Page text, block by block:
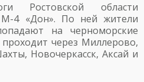
Ростовской области
М-4 «Дон». По ней жители
на черноморские
через Миллерово,
Новочеркасск, Аксай и